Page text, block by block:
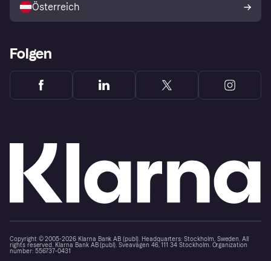
Österreich
Folgen
Copyright © 2005-2026 Klarna Bank AB (publ). Headquarters: Stockholm, Sweden. All
rights reserved. Klarna Bank AB (publ). Sveavägen 46, 111 34 Stockholm. Organization
number: 556737-0431